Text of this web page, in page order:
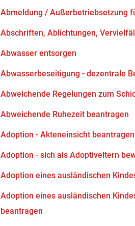
Abmeldung / Außerbetriebsetzung
Abschriften, Ablichtungen,
Abwasser entsorgen
Abwasserbeseitigung - dezentrale
Abweichende Regelungen zum
Abweichende Ruhezeit beantragen
Adoption - Akteneinsicht beantragen
Adoption - sich als Adoptiveltern
Adoption eines ausländischen
Adoption eines ausländischen
beantragen